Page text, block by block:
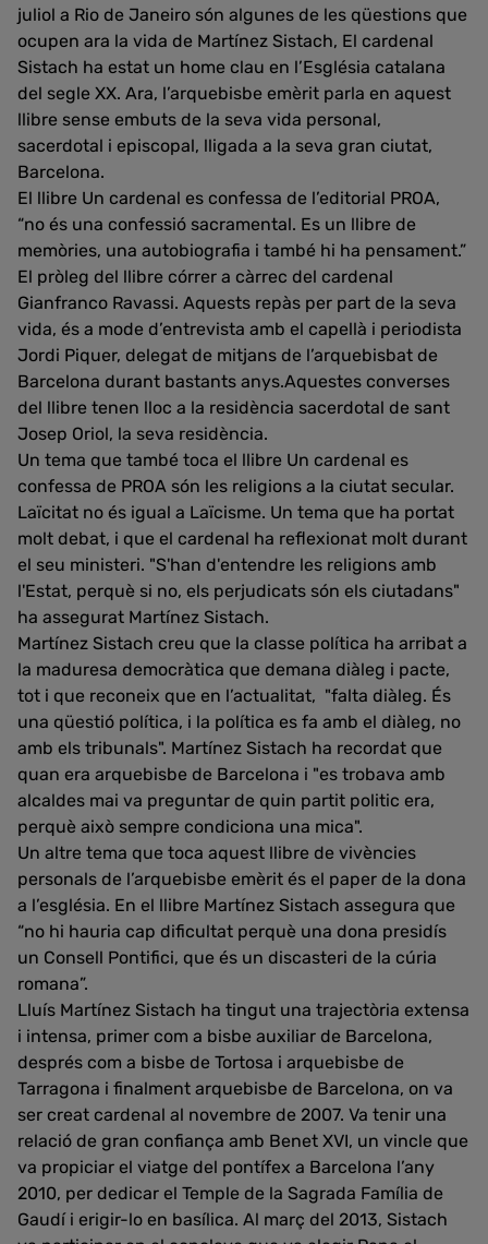
juliol a Rio de Janeiro són algunes de les qüestions que
ocupen ara la vida de Martínez Sistach, El cardenal
Sistach ha estat un home clau en l’Església catalana
del segle XX. Ara, l’arquebisbe emèrit parla en aquest
llibre sense embuts de la seva vida personal,
sacerdotal i episcopal, lligada a la seva gran ciutat,
Barcelona.
El llibre Un cardenal es confessa de l’editorial PROA,
“no és una confessió sacramental. Es un llibre de
memòries, una autobiografia i també hi ha pensament.”
El pròleg del llibre córrer a càrrec del cardenal
Gianfranco Ravassi. Aquests repàs per part de la seva
vida, és a mode d’entrevista amb el capellà i periodista
Jordi Piquer, delegat de mitjans de l’arquebisbat de
Barcelona durant bastants anys.Aquestes converses
del llibre tenen lloc a la residència sacerdotal de sant
Josep Oriol, la seva residència.
Un tema que també toca el llibre Un cardenal es
confessa de PROA són les religions a la ciutat secular.
Laïcitat no és igual a Laïcisme. Un tema que ha portat
molt debat, i que el cardenal ha reflexionat molt durant
el seu ministeri. "S'han d'entendre les religions amb
l'Estat, perquè si no, els perjudicats són els ciutadans"
ha assegurat Martínez Sistach.
Martínez Sistach creu que la classe política ha arribat a
la maduresa democràtica que demana diàleg i pacte,
tot i que reconeix que en l’actualitat, "falta diàleg. És
una qüestió política, i la política es fa amb el diàleg, no
amb els tribunals". Martínez Sistach ha recordat que
quan era arquebisbe de Barcelona i "es trobava amb
alcaldes mai va preguntar de quin partit politic era,
perquè això sempre condiciona una mica".
Un altre tema que toca aquest llibre de vivències
personals de l’arquebisbe emèrit és el paper de la dona
a l’església. En el llibre Martínez Sistach assegura que
“no hi hauria cap dificultat perquè una dona presidís
un Consell Pontifici, que és un discasteri de la cúria
romana”.
Lluís Martínez Sistach ha tingut una trajectòria extensa
i intensa, primer com a bisbe auxiliar de Barcelona,
després com a bisbe de Tortosa i arquebisbe de
Tarragona i finalment arquebisbe de Barcelona, on va
ser creat cardenal al novembre de 2007. Va tenir una
relació de gran confiança amb Benet XVI, un vincle que
va propiciar el viatge del pontífex a Barcelona l’any
2010, per dedicar el Temple de la Sagrada Família de
Gaudí i erigir-lo en basílica. Al març del 2013, Sistach